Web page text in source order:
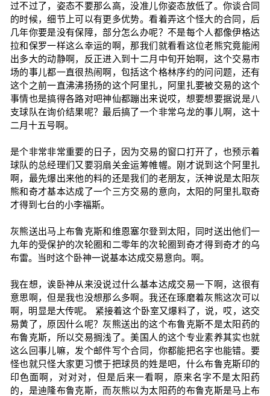
过不过了，姿态不要那么高，没准儿你姿态放低了。你谈合同
的时候，细节上可以有更多优势。看着弄这个怪大的合同，后
几年你要是没有保障，部分怎么办呢？不是每个人都像伊格达
拉和保罗一样这么幸运的啊，那我们就看看这位老熊究竟能闹
出多大的动静啊，反正进入到十二月中旬开始啊，这个交易市
场的事儿都一直很热闹啊，包括这个格林序约的问问题，还有
这个之前一直沸沸扬扬的这个阿里扎，阿里扎要被交易的这个
事情也是搞得各路对吧神仙都蹦出来说哎，想要想要据说是八
支球队在询价结果呢？最后搞了一个非常乌龙的事儿啊，这十
二月十五号啊。
是个非常非常重要的日子，因为交易的窗口打开了，也预示着
球队的总经理们又要羽扇关金运筹帷幄。刚才说到这个阿里扎
啊，最先爆出来他的料的还是我们的老朋友，沃神说是太阳灰
熊和奇才基本达成了一个三方交易的意向，太阳的阿里扎取奇
才得到七台的小李福斯。
灰熊送出马上布鲁克斯和维恩塞尔登到太阳，同时送出他们一
九年的受保护的次轮圈和二零年的次轮圈到奇才得到奇才的乌
布雷。当时这个卧神一说基本达成交易意向。啊。
我在想，诶卧神从来没说过什么基本达成交易一下啊，这很有
意思啊，但是我也没想那么多啊。我还在琢磨着灰熊这次可以
啊，明显是大传呢。 紧接着这个卧室又爆料了，说，哎，这交
易黄了，原因什么呢？灰熊送出的这个布鲁克斯不是太阳药的
布鲁克斯，所以交易搁浅了。美国人的这个专业素养其实也就
这么回事儿嘛，发个邮件写个合同，你都能把名字也能错。要
怪也就只怪大家更习惯于把球员的姓是吧，什么布鲁克斯印的
印色面啊，对对对，但是后来一看啊，原来名字不是太阳药
的，是迪隆布鲁克斯，而灰熊以为太阳药的布鲁克斯是马上布